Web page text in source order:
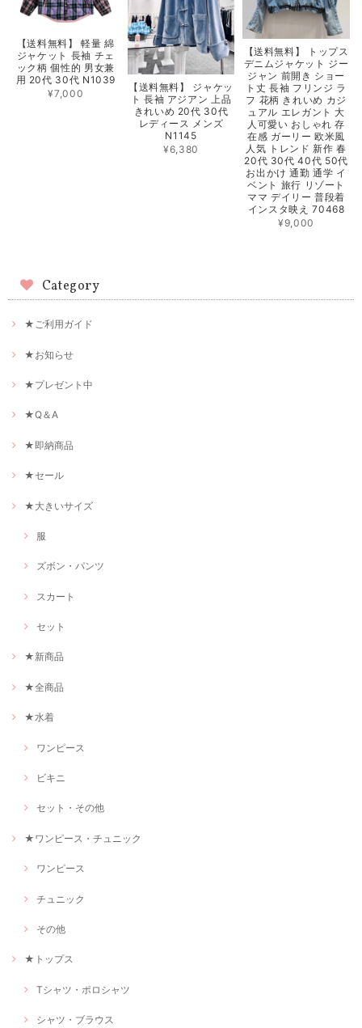
【送料無料】 軽量 綿
ジャケット 長袖 チェ
ック柄 個性的 男女兼
用 20代 30代 N1039
¥7,000
【送料無料】 ジャケッ
ト 長袖 アジアン 上品
きれいめ 20代 30代
レディース メンズ
N1145
¥6,380
【送料無料】 トップス
デニムジャケット ジー
ジャン 前開き ショー
ト丈 長袖 フリンジ ラ
フ 花柄 きれいめ カジ
ュアル エレガント 大
人可愛い おしゃれ 存
在感 ガーリー 欧米風
人気 トレンド 新作 春
20代 30代 40代 50代
お出かけ 通勤 通学 イ
ベント 旅行 リゾート
ママ デイリー 普段着
インスタ映え 70468
¥9,000
Category
★ご利用ガイド
★お知らせ
★プレゼント中
★Q＆A
★即納商品
★セール
★大きいサイズ
服
ズボン・パンツ
スカート
セット
★新商品
★全商品
★水着
ワンピース
ビキニ
セット・その他
★ワンピース・チュニック
ワンピース
チュニック
その他
★トップス
Tシャツ・ポロシャツ
シャツ・ブラウス